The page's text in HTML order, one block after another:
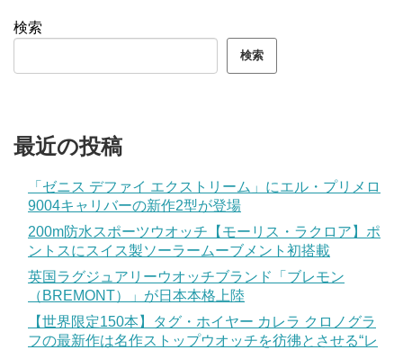
検索
検索
最近の投稿
「ゼニス デファイ エクストリーム」にエル・プリメロ
9004キャリバーの新作2型が登場
200m防水スポーツウオッチ【モーリス・ラクロア】ポ
ントスにスイス製ソーラームーブメント初搭載
英国ラグジュアリーウオッチブランド「ブレモン
（BREMONT）」が日本本格上陸
【世界限定150本】タグ・ホイヤー カレラ クロノグラ
フの最新作は名作ストップウオッチを彷彿とさせる“レ